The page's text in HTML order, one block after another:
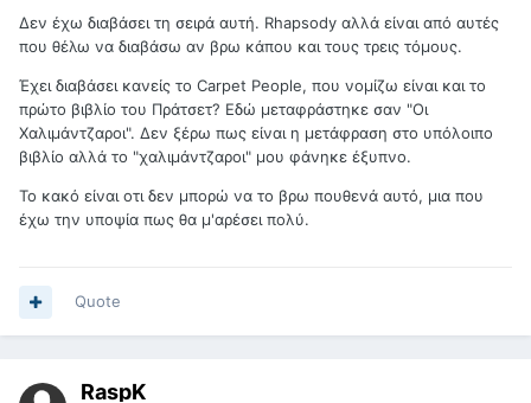
Δεν έχω διαβάσει τη σειρά αυτή. Rhapsody αλλά είναι από αυτές
που θέλω να διαβάσω αν βρω κάπου και τους τρεις τόμους.
Έχει διαβάσει κανείς το Carpet People, που νομίζω είναι και το
πρώτο βιβλίο του Πράτσετ? Εδώ μεταφράστηκε σαν "Οι
Χαλιμάντζαροι". Δεν ξέρω πως είναι η μετάφραση στο υπόλοιπο
βιβλίο αλλά το "χαλιμάντζαροι" μου φάνηκε έξυπνο.
Το κακό είναι οτι δεν μπορώ να το βρω πουθενά αυτό, μια που
έχω την υποψία πως θα μ'αρέσει πολύ.
Quote
RaspK